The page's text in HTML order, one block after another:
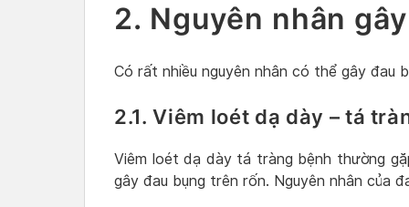
2. Nguyên nhân
Có rất nhiều nguyên nhân có thể gây đau
2.1. Viêm loét dạ dày – tá
Viêm loét dạ dày tá tràng bệnh thường
gây đau bụng trên rốn. Nguyên nhân của